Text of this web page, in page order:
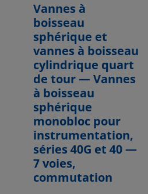
Vannes à
boisseau
sphérique et
vannes à boisseau
cylindrique quart
de tour — Vannes
à boisseau
sphérique
monobloc pour
instrumentation,
séries 40G et 40 —
7 voies,
commutation